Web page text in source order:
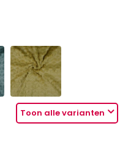
Toon alle varianten